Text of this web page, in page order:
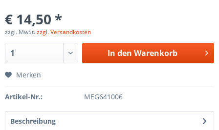
€ 14,50 *
zzgl. MwSt.zzgl. Versandkosten
In den Warenkorb
Merken
Artikel-Nr.: MEG641006
Beschreibung